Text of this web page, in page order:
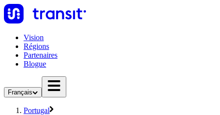
Vision
Régions
Partenaires
Blogue
Français
Portugal